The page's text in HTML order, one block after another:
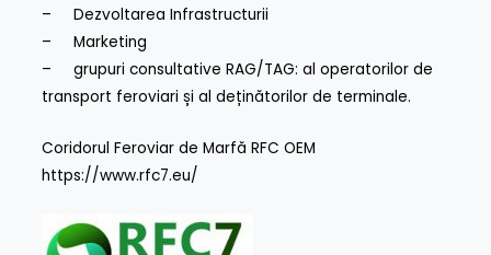
– Dezvoltarea Infrastructurii
– Marketing
– grupuri consultative RAG/TAG: al operatorilor de
transport feroviari și al deținătorilor de terminale.
Coridorul Feroviar de Marfă RFC OEM
https://www.rfc7.eu/